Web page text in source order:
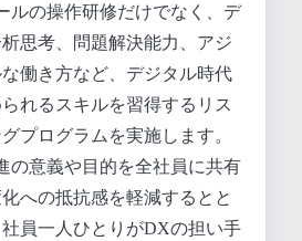
ルの操作研修だけでなく、デ
思考、問題解決能力、アジ
な働き方など、デジタル時代
れるスキルを習得するリス
プログラムを実施します。
の意義や目的を全社員に共有
化への抵抗感を軽減するとと
社員一人ひとりがDXの担い手